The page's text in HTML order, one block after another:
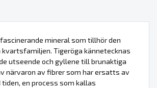
mineral som tillhör den
Tigeröga kännetecknas
utseende och gyllene till brunaktiga
närvaron av fibrer som har ersatts av
en process som kallas